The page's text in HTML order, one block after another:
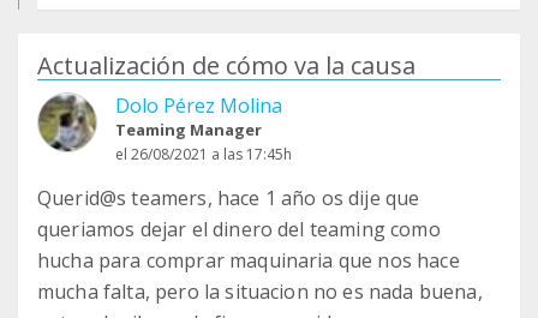
Actualización de cómo va la causa
Dolo Pérez Molina
Teaming Manager
el 26/08/2021 a las 17:45h
Querid@s teamers, hace 1 año os dije que
queriamos dejar el dinero del teaming como
hucha para comprar maquinaria que nos hace
mucha falta, pero la situacion no es nada buena,